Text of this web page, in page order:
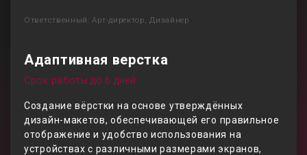
Ответственный: Арт-директор, Дизайнер
Адаптивная верстка
Срок работы до 6 дней
Создание вёрстки на основе утверждённых
дизайн-макетов, обеспечивающей его правильное
отображение и удобство использования на
устройствах с различными размерами экранов,